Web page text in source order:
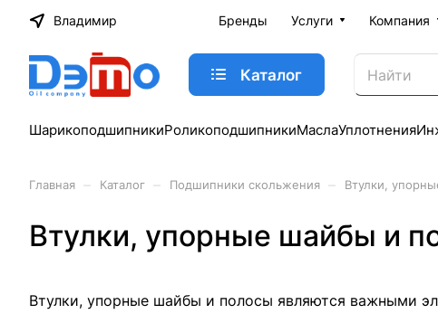
Владимир Бренды Услуги Компания
Каталог
ШарикоподшипникиРоликоподшипникиМаслаУплотнения
Главная Каталог Подшипники скольжения Втулки,
Втулки, упорные шайбы и
Втулки, упорные шайбы и полосы являются важными